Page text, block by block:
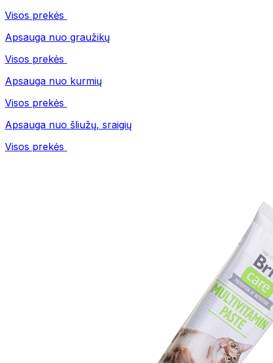
Visos prekės
Apsauga nuo graužikų
Visos prekės
Apsauga nuo kurmių
Visos prekės
Apsauga nuo šliužų, sraigių
Visos prekės